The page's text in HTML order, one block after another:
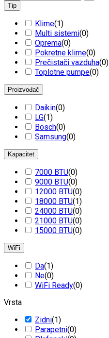
Tip
Klime(1)
Multi sistemi(0)
Oprema(0)
Pokretne klime(0)
Prečistači vazduha(0)
Toplotne pumpe(0)
Proizvođač
Daikin(0)
LG(1)
Bosch(0)
Samsung(0)
Kapacitet
7000 BTU(0)
9000 BTU(0)
12000 BTU(0)
18000 BTU(1)
24000 BTU(0)
21000 BTU(0)
15000 BTU(0)
WiFi
Da(1)
Ne(0)
WiFi Ready(0)
Vrsta
Zidni(1)
Parapetni(0)